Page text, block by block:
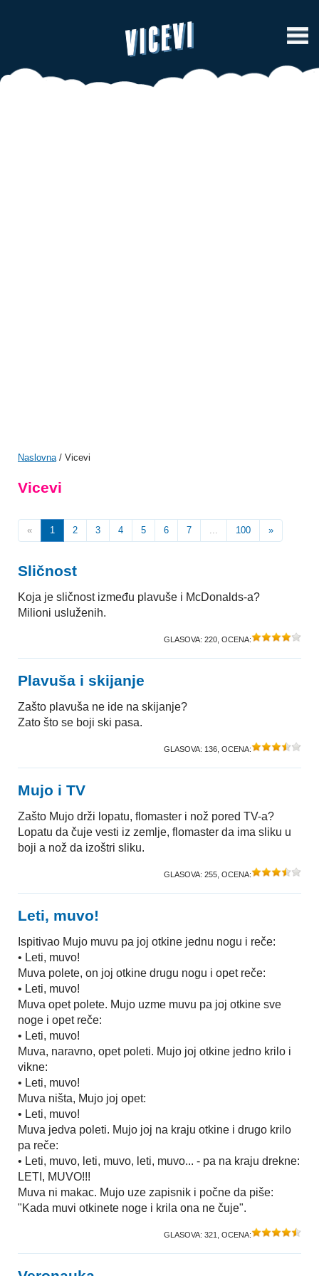
Naslovna/ Vicevi
Vicevi
« 1 2 3 4 5 6 7 ... 100 »
Sličnost
Koja je sličnost između plavuše i McDonalds-a?
Milioni usluženih.
GLASOVA: 220 , OCENA:
Plavuša i skijanje
Zašto plavuša ne ide na skijanje?
Zato što se boji ski pasa.
GLASOVA: 136 , OCENA:
Mujo i TV
Zašto Mujo drži lopatu, flomaster i nož pored TV-a?
Lopatu da čuje vesti iz zemlje, flomaster da ima sliku u
boji a nož da izoštri sliku.
GLASOVA: 255 , OCENA:
Leti, muvo!
Ispitivao Mujo muvu pa joj otkine jednu nogu i reče:
• Leti, muvo!
Muva polete, on joj otkine drugu nogu i opet reče:
• Leti, muvo!
Muva opet polete. Mujo uzme muvu pa joj otkine sve
noge i opet reče:
• Leti, muvo!
Muva, naravno, opet poleti. Mujo joj otkine jedno krilo i
vikne:
• Leti, muvo!
Muva ništa, Mujo joj opet:
• Leti, muvo!
Muva jedva poleti. Mujo joj na kraju otkine i drugo krilo
pa reče:
• Leti, muvo, leti, muvo, leti, muvo... - pa na kraju drekne:
LETI, MUVO!!!
Muva ni makac. Mujo uze zapisnik i počne da piše:
"Kada muvi otkinete noge i krila ona ne čuje".
GLASOVA: 321 , OCENA: